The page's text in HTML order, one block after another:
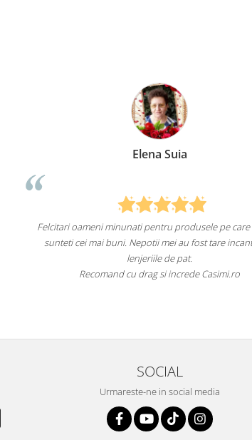
produsele pe care le aveti,
au fost tare incantati de
increde Casimi.ro
"Lenjeriile de pat de
un
Am comandat deja
Recomand cu
SOCIAL
Urmareste-ne in social media